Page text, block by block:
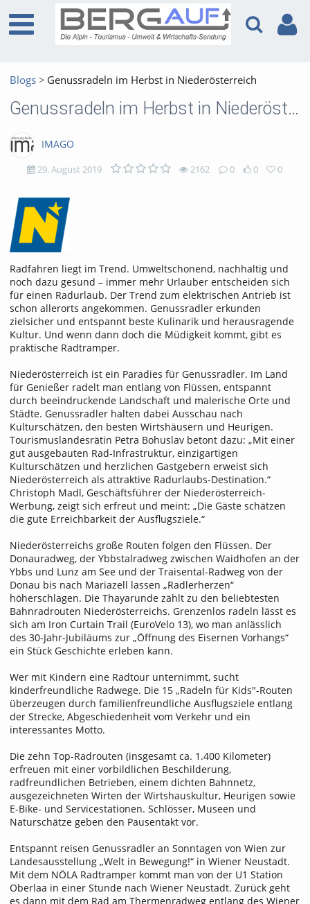
Blogs Genussradeln im Herbst in Niederösterreich
Genussradeln im Herbst in Niederösterreich
IMAGO
29. August 2019 2162
2162
views
0
Kommentare
0
likes
0
favorites
Radfahren liegt im Trend. Umweltschonend, nachhaltig und
noch dazu gesund – immer mehr Urlauber entscheiden sich
für einen Radurlaub. Der Trend zum elektrischen Antrieb ist
schon allerorts angekommen. Genussradler erkunden
zielsicher und entspannt beste Kulinarik und herausragende
Kultur. Und wenn dann doch die Müdigkeit kommt, gibt es
praktische Radtramper.
Niederösterreich ist ein Paradies für Genussradler. Im Land
für Genießer radelt man entlang von Flüssen, entspannt
durch beeindruckende Landschaft und malerische Orte und
Städte. Genussradler halten dabei Ausschau nach
Kulturschätzen, den besten Wirtshäusern und Heurigen.
Tourismuslandesrätin Petra Bohuslav betont dazu: „Mit einer
gut ausgebauten Rad-Infrastruktur, einzigartigen
Kulturschätzen und herzlichen Gastgebern erweist sich
Niederösterreich als attraktive Radurlaubs-Destination.“
Christoph Madl, Geschäftsführer der Niederösterreich-
Werbung, zeigt sich erfreut und meint: „Die Gäste schätzen
die gute Erreichbarkeit der Ausflugsziele.“
Niederösterreichs große Routen folgen den Flüssen. Der
Donauradweg, der Ybbstalradweg zwischen Waidhofen an der
Ybbs und Lunz am See und der Traisental-Radweg von der
Donau bis nach Mariazell lassen „Radlerherzen“
höherschlagen. Die Thayarunde zählt zu den beliebtesten
Bahnradrouten Niederösterreichs. Grenzenlos radeln lässt es
sich am Iron Curtain Trail (EuroVelo 13), wo man anlässlich
des 30-Jahr-Jubiläums zur „Öffnung des Eisernen Vorhangs“
ein Stück Geschichte erleben kann.
Wer mit Kindern eine Radtour unternimmt, sucht
kinderfreundliche Radwege. Die 15 „Radeln für Kids"-Routen
überzeugen durch familienfreundliche Ausflugsziele entlang
der Strecke, Abgeschiedenheit vom Verkehr und ein
interessantes Motto.
Die zehn Top-Radrouten (insgesamt ca. 1.400 Kilometer)
erfreuen mit einer vorbildlichen Beschilderung,
radfreundlichen Betrieben, einem dichten Bahnnetz,
ausgezeichneten Wirten der Wirtshauskultur, Heurigen sowie
E-Bike- und Servicestationen. Schlösser, Museen und
Naturschätze geben den Pausentakt vor.
Entspannt reisen Genussradler an Sonntagen von Wien zur
Landesausstellung „Welt in Bewegung!“ in Wiener Neustadt.
Mit dem NÖLA Radtramper kommt man von der U1 Station
Oberlaa in einer Stunde nach Wiener Neustadt. Zurück geht
es dann mit dem Rad am Thermenradweg entlang des Wiener